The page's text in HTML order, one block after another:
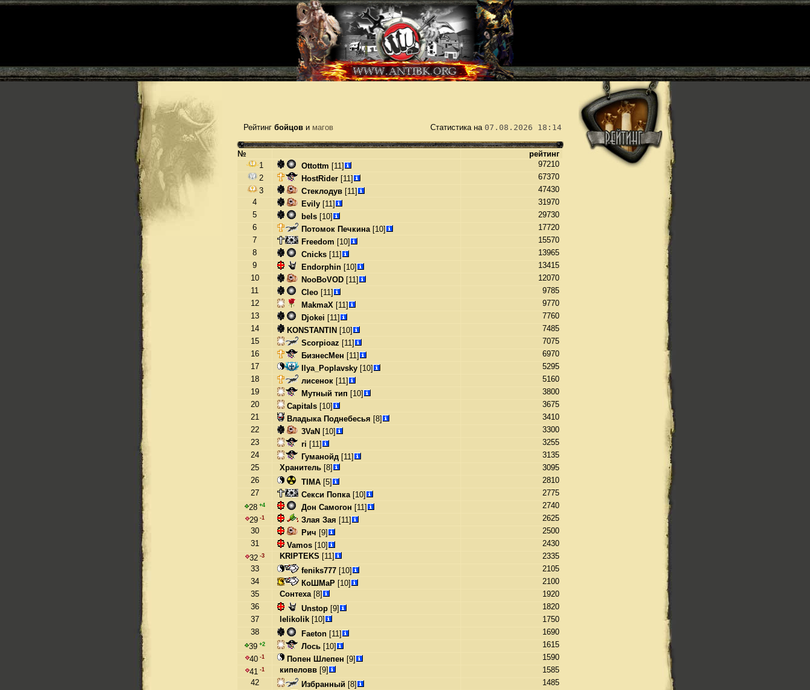
Рейтинг бойцов и магов Статистика на 07.08.2026 18:14
№
рейтинг
1
Ottottm [11]
97210
2
HostRider [11]
67370
3
Стеклодув [11]
47430
4
Evily [11]
31970
5
bels [10]
29730
6
Потомок Печкина[10]
17720
7
Freedom [10]
15570
8
Cnicks [11]
13965
9
Endorphin [10]
13415
10
NooBoVOD [11]
12070
11
Cleo [11]
9785
12
MakmaX [11]
9770
13
Djokei [11]
7760
14
KONSTANTIN [10]
7485
15
Scorpioaz [11]
7075
16
БизнесМен [11]
6970
17
Ilya_Poplavsky [10]
5295
18
лисенок [11]
5160
19
Мутный тип [10]
3800
20
Capitals [10]
3675
21
Владыка Поднебесья [8]
3410
22
3VaN [10]
3300
23
ri [11]
3255
24
Гуманойд [11]
3135
25
Хранитель [8]
3095
26
TIMA [5]
2810
27
Секси Попка[10]
2775
28 +4 Дон Самогон [11]
2740
29 -1 Злая Зая [11]
2625
30
Рич [9]
2500
31
Vamos [10]
2430
32 -3 KRIPTEKS [11]
2335
33
feniks777 [10]
2105
34
КоШМаР [10]
2100
35
Сонтеха[8]
1920
36
Unstop [9]
1820
37
lelikolik [10]
1750
38
Faeton [11]
1690
39 +2 Лось [10]
1615
40 -1 Попен Шлепен [9]
1590
41 -1 кипеловв [9]
1585
42
Избранный [8]
1485